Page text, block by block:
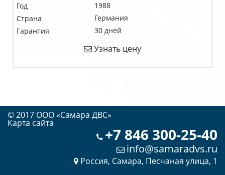
Год
1988
Страна
Германия
Гарантия
30 дней
Узнать цену
© 2017 OOO «Самара ДВС»
Карта сайта
+7 846 300-25-40
info@samaradvs.ru
Россия, Самара, Песчаная улица, 1